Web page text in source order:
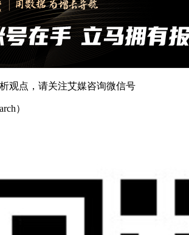
观点，请关注艾媒咨询微信号
）